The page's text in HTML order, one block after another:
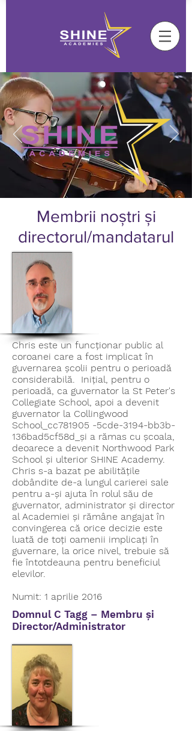
Membrii noștri și
directorul/mandatarul
Chris este un funcționar public al
coroanei care a fost implicat în
guvernarea școlii pentru o perioadă
considerabilă. Inițial, pentru o
perioadă, ca guvernator la St Peter's
Collegiate School, apoi a devenit
guvernator la Collingwood
School_cc781905 -5cde-3194-bb3b-
136bad5cf58d_și a rămas cu școala,
deoarece a devenit Northwood Park
School și ulterior SHINE Academy.
Chris s-a bazat pe abilitățile
dobândite de-a lungul carierei sale
pentru a-și ajuta în rolul său de
guvernator, administrator și director
al Academiei și rămâne angajat în
convingerea că orice decizie este
luată de toți oamenii implicați în
guvernare, la orice nivel, trebuie să
fie întotdeauna pentru beneficiul
elevilor.
Numit: 1 aprilie 2016
Domnul C Tagg – Membru și
Director/Administrator